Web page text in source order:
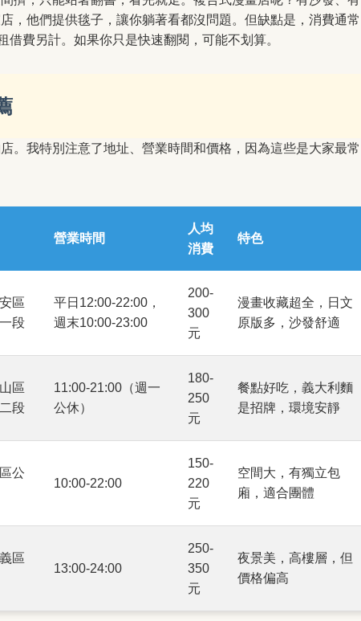
，他們提供毯子，讓你躺著看都沒問題。但缺點是，消費通常
費另計。如果你只是快速翻閱，可能不划算。
。我特別注意了地址、營業時間和價格，因為這些是大家最常
營業時間
人均
消費
特色
區
段
平日12:00-22:00，
週末10:00-23:00
200-
300
元
漫畫收藏超全，日文
原版多，沙發舒適
區
段
11:00-21:00（週一
公休）
180-
250
元
餐點好吃，義大利麵
是招牌，環境安靜
公
10:00-22:00
150-
220
元
空間大，有獨立包
廂，適合團體
區
13:00-24:00
250-
350
元
夜景美，高樓層，但
價格偏高